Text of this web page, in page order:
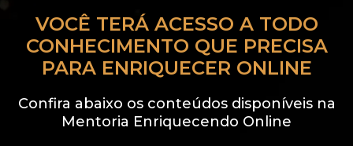
VOCÊ TERÁ ACESSO A TODO
CONHECIMENTO QUE PRECISA
PARA ENRIQUECER ONLINE
Confira abaixo os conteúdos disponíveis na
Mentoria Enriquecendo Online